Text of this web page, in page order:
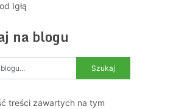
Igłą
na blogu
treści zawartych na tym